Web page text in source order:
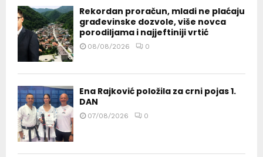
Rekordan proračun, mladi ne plaćaju
građevinske dozvole, više novca
porodiljama i najjeftiniji vrtić
08/08/2026 0
Ena Rajković položila za crni pojas 1.
DAN
07/08/2026 0